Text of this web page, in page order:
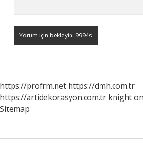
https://profrm.net https://dmh.com.tr
https://artidekorasyon.com.tr knight
Sitemap